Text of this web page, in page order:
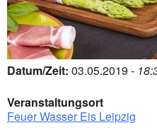
Datum/Zeit: 03.05.2019 -
Veranstaltungsort
Feuer Wasser Eis Leipzig